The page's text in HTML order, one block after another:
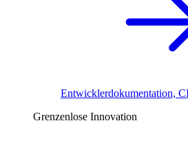
Entwicklerdokumentation,
Grenzenlose Innovation